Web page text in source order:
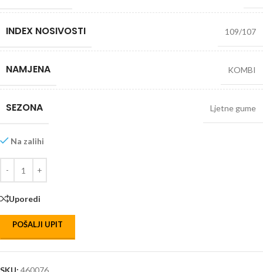
INDEX NOSIVOSTI 109/107
NAMJENA KOMBI
SEZONA Ljetne gume
Na zalihi
Uporedi
POŠALJI UPIT
SKU: 460076